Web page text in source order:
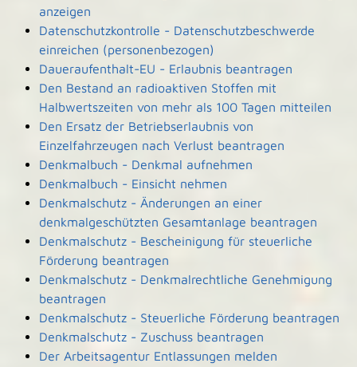
anzeigen
Datenschutzkontrolle - Datenschutzbeschwerde
einreichen (personenbezogen)
Daueraufenthalt-EU - Erlaubnis beantragen
Den Bestand an radioaktiven Stoffen mit
Halbwertszeiten von mehr als 100 Tagen mitteilen
Den Ersatz der Betriebserlaubnis von
Einzelfahrzeugen nach Verlust beantragen
Denkmalbuch - Denkmal aufnehmen
Denkmalbuch - Einsicht nehmen
Denkmalschutz - Änderungen an einer
denkmalgeschützten Gesamtanlage beantragen
Denkmalschutz - Bescheinigung für steuerliche
Förderung beantragen
Denkmalschutz - Denkmalrechtliche Genehmigung
beantragen
Denkmalschutz - Steuerliche Förderung beantragen
Denkmalschutz - Zuschuss beantragen
Der Arbeitsagentur Entlassungen melden